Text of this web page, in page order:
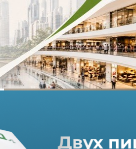
Майские
спасли
13.05.2026 г. в 17:42
3 мин